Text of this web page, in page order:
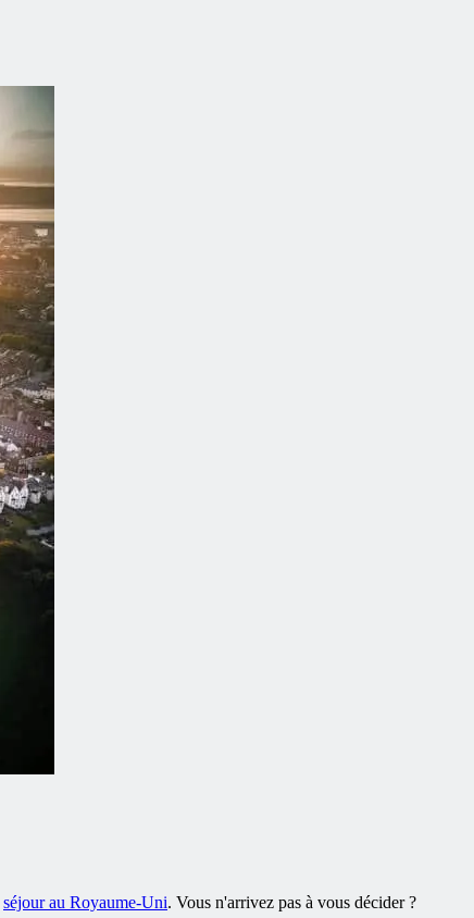
séjour au Royaume-Uni. Vous n'arrivez pas à vous décider ?